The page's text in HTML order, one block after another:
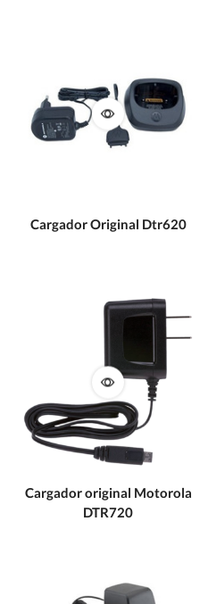
Cargador Original Dtr620
Cargador original Motorola
DTR720